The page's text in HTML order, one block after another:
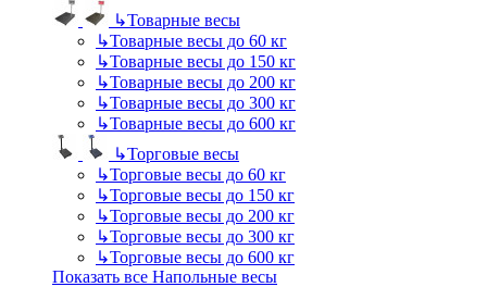
↳Товарные весы
↳Товарные весы до 60 кг
↳Товарные весы до 150 кг
↳Товарные весы до 200 кг
↳Товарные весы до 300 кг
↳Товарные весы до 600 кг
↳Торговые весы
↳Торговые весы до 60 кг
↳Торговые весы до 150 кг
↳Торговые весы до 200 кг
↳Торговые весы до 300 кг
↳Торговые весы до 600 кг
Показать все Напольные весы